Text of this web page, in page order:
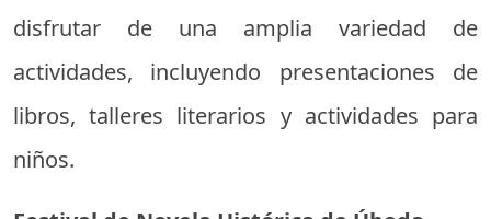
disfrutar de una amplia variedad de
actividades, incluyendo presentaciones de
libros, talleres literarios y actividades para
niños.